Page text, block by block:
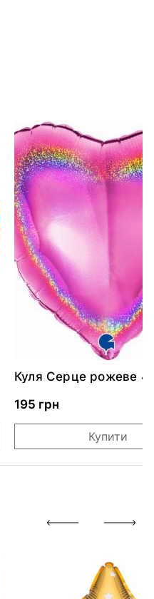
Куля Серце рожеве
195 грн
Купити